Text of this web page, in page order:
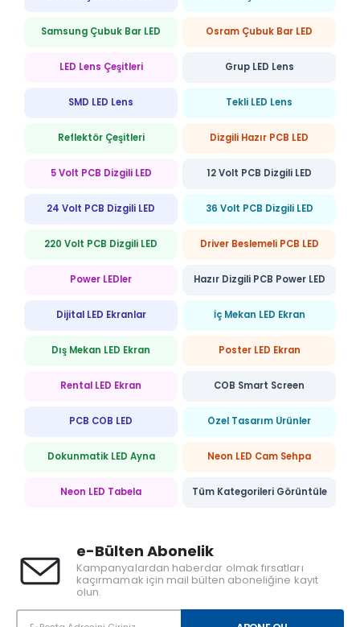
Samsung Çubuk Bar LED Osram Çubuk Bar LED
LED Lens Çeşitleri Grup LED Lens
SMD LED Lens Tekli LED Lens
Reflektör Çeşitleri Dizgili Hazır PCB LED
5 Volt PCB Dizgili LED 12 Volt PCB Dizgili LED
24 Volt PCB Dizgili LED 36 Volt PCB Dizgili LED
220 Volt PCB Dizgili LED Driver Beslemeli PCB LED
Power LEDler Hazır Dizgili PCB Power LED
Dijital LED Ekranlar İç Mekan LED Ekran
Dış Mekan LED Ekran Poster LED Ekran
Rental LED Ekran COB Smart Screen
PCB COB LED Özel Tasarım Ürünler
Dokunmatik LED Ayna Neon LED Cam Sehpa
Neon LED Tabela Tüm Kategorileri Görüntüle
e-Bülten Abonelik
Kampanyalardan haberdar olmak fırsatları
kaçırmamak için mail bülten aboneliğine kayıt
olun.